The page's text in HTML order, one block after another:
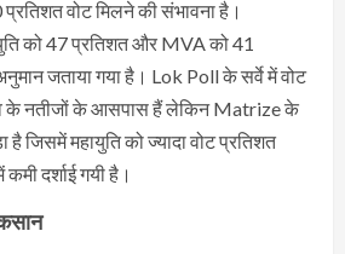
वोट मिलने की संभावना है।
को 47 प्रतिशत और MVA को 41
जताया गया है। Lok Poll के सर्वे में वोट
के नतीजों के आसपास हैं लेकिन Matrize के
है जिसमें महायुति को ज्यादा वोट प्रतिशत
दर्शाई गयी है।